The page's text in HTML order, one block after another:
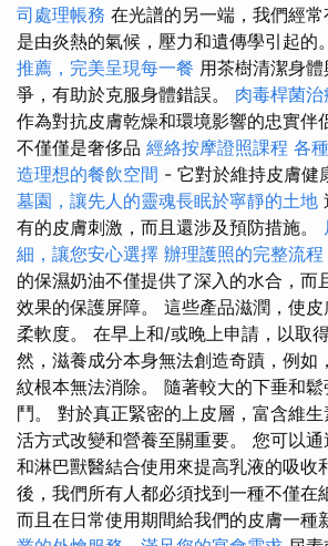
司處理帳務 在光譜的另一端，我們經
是由炎熱的氣候，壓力和遺傳學引起的
推薦，完美呈現每一餐 用茶樹清潔身
爭，有助於克服身體錯誤。 肉毒桿菌
作為對抗皮膚乾燥和環境影響的忠實伴
不僅僅是奢侈品 經絡按摩證照課程 各
造理想的餐飲空間 - 它對於維持皮膚健
墓園，讓先人的靈魂長眠於寧靜的土地
有的皮膚刺激，而且還涉及預防措施。
細，讓您安心選擇 辦理護照的完整流
的保濕奶油不僅提供了深入的水合，而
效果的保護屏障。 這些產品滋潤，使
柔軟度。 在早上和/或晚上申請，以取
然，滋養成分本身無法創造奇蹟，例如
紋根本無法消除。 隨著較大的下垂和
鬥。 對於真正緊密的上皮層，富含維
活方式改變和營養至關重要。 您可以
和淋巴獸醫結合使用來提高乳液的吸收
後，我們所有人都必須找到一種不僅在
而且在日常使用期間給我們的皮膚一種